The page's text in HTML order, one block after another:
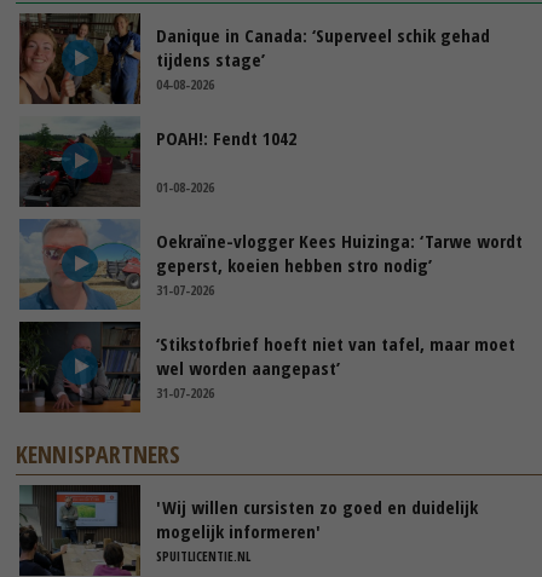
Danique in Canada: ‘Superveel schik gehad
tijdens stage’
04-08-2026
POAH!: Fendt 1042
01-08-2026
Oekraïne-vlogger Kees Huizinga: ‘Tarwe wordt
geperst, koeien hebben stro nodig’
31-07-2026
‘Stikstofbrief hoeft niet van tafel, maar moet
wel worden aangepast’
31-07-2026
KENNISPARTNERS
'Wij willen cursisten zo goed en duidelijk
mogelijk informeren'
SPUITLICENTIE.NL